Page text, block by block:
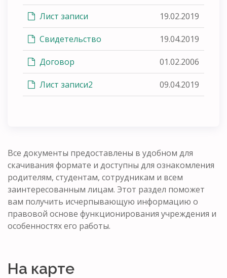
Лист записи 19.02.2019
Свидетельство 19.04.2019
Договор 01.02.2006
Лист записи2 09.04.2019
Все документы предоставлены в удобном для
скачивания формате и доступны для ознакомления
родителям, студентам, сотрудникам и всем
заинтересованным лицам. Этот раздел поможет
вам получить исчерпывающую информацию о
правовой основе функционирования учреждения и
особенностях его работы.
На карте